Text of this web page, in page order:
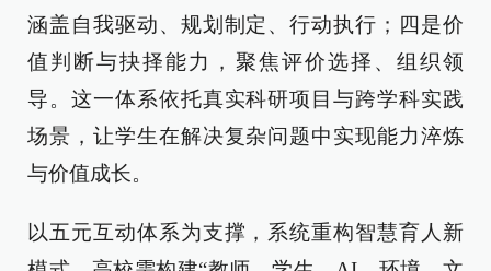
涵盖自我驱动、规划制定、行动执行；四是价
值判断与抉择能力，聚焦评价选择、组织领
导。这一体系依托真实科研项目与跨学科实践
场景，让学生在解决复杂问题中实现能力淬炼
与价值成长。
以五元互动体系为支撑，系统重构智慧育人新